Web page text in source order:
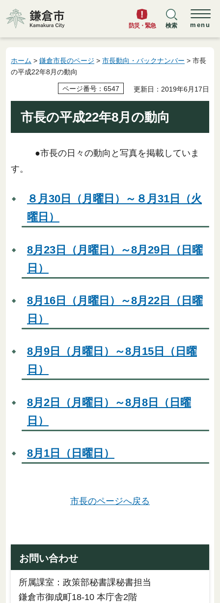
鎌倉市
防災・緊急 検索 menu
ホーム > 鎌倉市長のページ > 市長動向・バックナンバー > 市長
の平成22年8月の動向
ページ番号：6547 更新日：2019年6月17日
市長の平成22年8月の動向
●市長の日々の動向と写真を掲載していま
す。
８月30日（月曜日）～８月31日（火
曜日）
8月23日（月曜日）～8月29日（日曜
日）
8月16日（月曜日）～8月22日（日曜
日）
8月9日（月曜日）～8月15日（日曜
日）
8月2日（月曜日）～8月8日（日曜
日）
8月1日（日曜日）
市長のページへ戻る
お問い合わせ
所属課室：政策部秘書課秘書担当
鎌倉市御成町18-10 本庁舎2階